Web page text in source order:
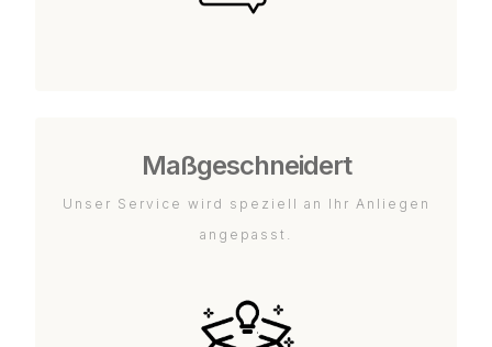
Maßgeschneidert
Unser Service wird speziell an Ihr Anliegen
angepasst.